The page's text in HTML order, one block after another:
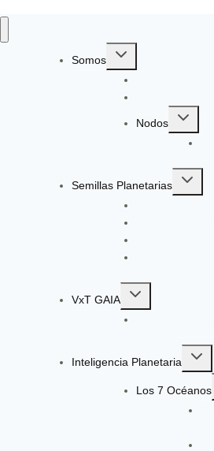
Somos
Toggle
child
menu
Nodos
Toggle
child
menu
Semillas Planetarias
Toggle
child
VxT GAIA
Toggle
child
menu
Inteligencia Planetaria
Toggle
child
Los 7 Océanos